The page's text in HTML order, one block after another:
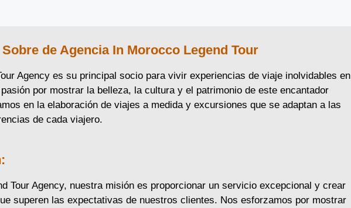
Sobre de Agencia In Morocco Legend Tour
Agency es su principal socio para vivir experiencias de viaje inolvidables en
por mostrar la belleza, la cultura y el patrimonio de este encantador
en la elaboración de viajes a medida y excursiones que se adaptan a las
de cada viajero.
Tour Agency, nuestra misión es proporcionar un servicio excepcional y crear
superen las expectativas de nuestros clientes. Nos esforzamos por mostrar